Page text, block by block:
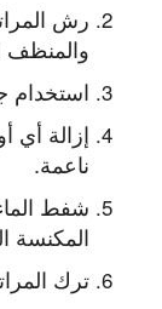
رش
والمنظف
استخدام
إزالة أي
ناعمة.
شفط
المكنسة
ترك